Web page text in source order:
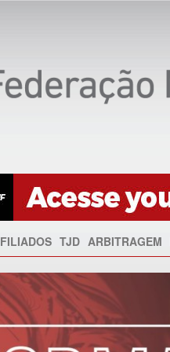
FILIADOS TJD ARBITRAGEM